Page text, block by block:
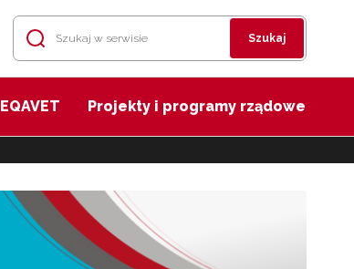
Szukaj
EQAVET Projekty i programy rządowe